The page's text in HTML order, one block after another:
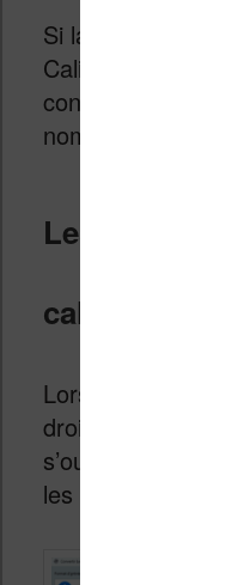
Si la double
Calibre propose
conversion plus
nom de «
Les réglages
calibre à
Lorsque vous
droit > Convertir le
s’ouvre avec de
les plus utiles.